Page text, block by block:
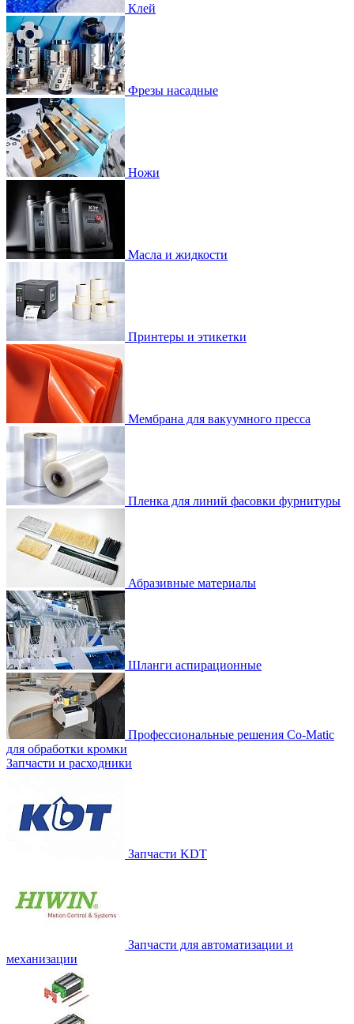
Клей
Фрезы насадные
Ножи
Масла и жидкости
Принтеры и этикетки
Мембрана для вакуумного пресса
Пленка для линий фасовки фурнитуры
Абразивные материалы
Шланги аспирационные
Профессиональные решения Co-Matic
для обработки кромки
Запчасти и расходники
Запчасти KDT
Запчасти для автоматизации и
механизации